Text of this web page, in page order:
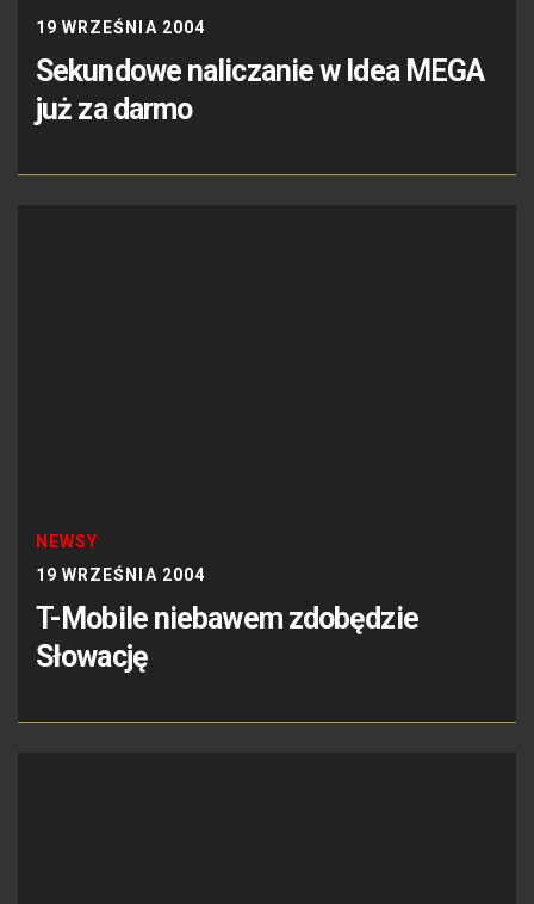
19 WRZEŚNIA 2004
Sekundowe naliczanie w Idea MEGA
już za darmo
NEWSY
19 WRZEŚNIA 2004
T-Mobile niebawem zdobędzie
Słowację